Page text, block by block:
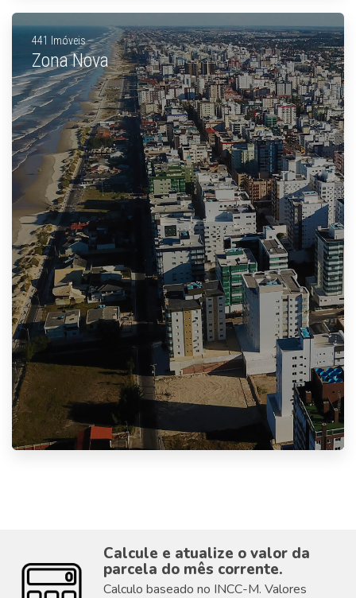
441 Imóveis
Zona Nova
Calcule e atualize o valor da
parcela do mês corrente.
Calculo baseado no INCC-M. Valores